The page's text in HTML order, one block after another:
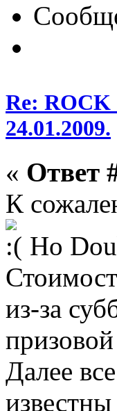
Re: ROCK
24.01.2009.
« Ответ
К
Но
из-за
Далее